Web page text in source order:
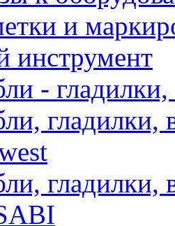
и
инструмент
-
гладилки,
гладилки,